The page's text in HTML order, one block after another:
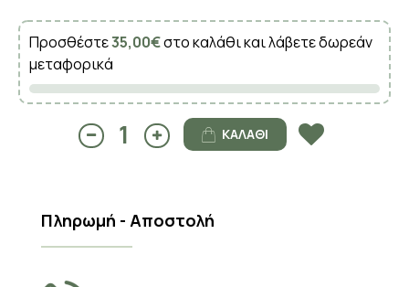
Προσθέστε35,00€στο καλάθι και λάβετε δωρεάν
μεταφορικά
ΚΑΛΆΘΙ
Πληρωμή - Αποστολή